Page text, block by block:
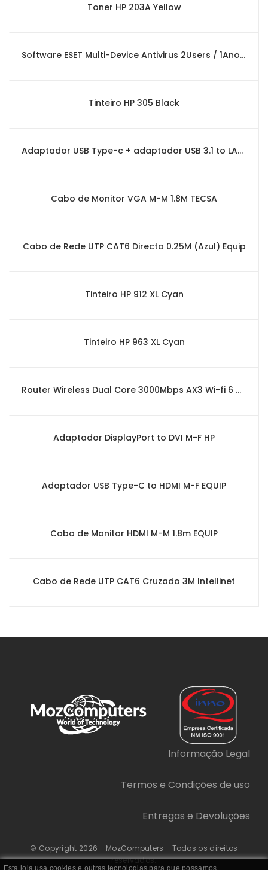
Toner HP 203A Yellow
Software ESET Multi-Device Antivirus 2Users / 1Ano (Box Version)
Tinteiro HP 305 Black
Adaptador USB Type-c + adaptador USB 3.1 to LAN Ethernet Gigabit
Cabo de Monitor VGA M-M 1.8M TECSA
Cabo de Rede UTP CAT6 Directo 0.25M (Azul) Equip
Tinteiro HP 912 XL Cyan
Tinteiro HP 963 XL Cyan
Router Wireless Dual Core 3000Mbps AX3 Wi-fi 6 Huawei
Adaptador DisplayPort to DVI M-F HP
Adaptador USB Type-C to HDMI M-F EQUIP
Cabo de Monitor HDMI M-M 1.8m EQUIP
Cabo de Rede UTP CAT6 Cruzado 3M Intellinet
Esta loja usa cookies e outras tecnologias para que possamos
Informação Legal
Termos e Condições de uso
Entregas e Devoluções
© Copyright 2026 - MozComputers - Todos os direitos
reservados.